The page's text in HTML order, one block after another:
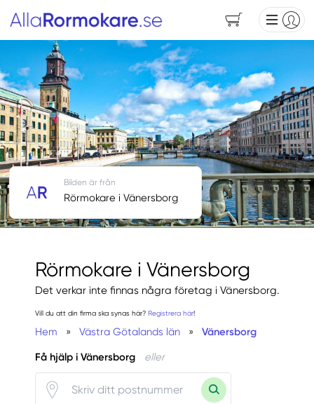
Rörmokare i Vänersborg
Det verkar inte finnas några företag i Vänersborg.
Vill du att din firma ska synas här? Registrera här!
Hem » Västra Götalands län » Vänersborg
Få hjälp i Vänersborg eller
Bilden är från
Rörmokare i Vänersborg